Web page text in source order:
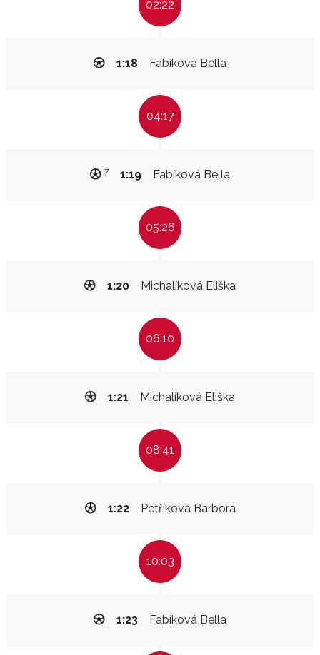
02:22
Fabíková Bella
1:18
04:17
Fabíková Bella
1:19
7
05:26
Michalíková Eliška
1:20
06:10
Michalíková Eliška
1:21
08:41
Petříková Barbora
1:22
10:03
Fabíková Bella
1:23